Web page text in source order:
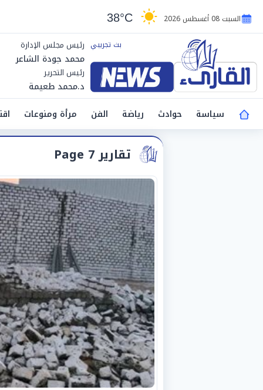
السبت 08 أغسطس 2026 38°C
رئيس مجلس الإدارة
محمد جودة الشاعر
رئيس التحرير
د.محمد طعيمة
سياسة
حوادث رياضة الفن مرأة ومنوعات
تقارير Page 7